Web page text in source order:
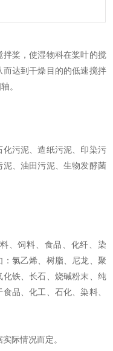
桨，使湿物科在桨叶的搅
达到干燥目的的低速搅拌
。
污泥、造纸污泥、印染污
、油田污泥、生物发酵菌
饲料、食品、化纤、染
氯乙烯、树脂、尼龙、聚
铁、长石、烧碱粉末、纯
品、化工、石化、染料、
际情况而定。